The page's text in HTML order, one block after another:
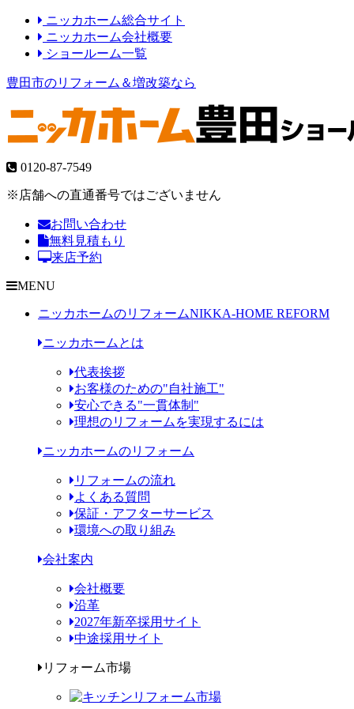
ニッカホーム総合サイト
ニッカホーム会社概要
ショールーム一覧
豊田市のリフォーム＆増改築なら
0120-87-7549
※店舗への直通番号ではございません
お問い合わせ
無料見積もり
来店予約
MENU
ニッカホームのリフォームNIKKA-HOME REFORM
ニッカホームとは
代表挨拶
お客様のための"自社施工"
安心できる"一貫体制"
理想のリフォームを実現するには
ニッカホームのリフォーム
リフォームの流れ
よくある質問
保証・アフターサービス
環境への取り組み
会社案内
会社概要
沿革
2027年新卒採用サイト
中途採用サイト
リフォーム市場